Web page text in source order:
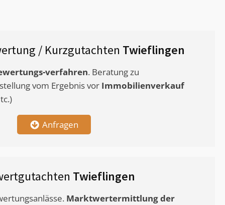
/ Kurzgutachten Twieflingen
verfahren. Beratung zu
vom Ergebnis vor Immobilienverkauf
Anfragen
Twieflingen
Marktwertermittlungder